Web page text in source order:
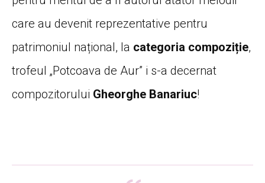
care au devenit reprezentative pentru
patrimoniul național, la categoria compoziție,
trofeul „Potcoava de Aur” i s-a decernat
compozitorului Gheorghe Banariuc!